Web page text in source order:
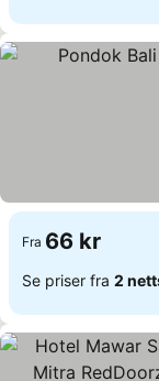
Fra 66 kr
Se priser fra 2